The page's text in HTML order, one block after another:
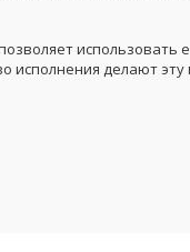
позволяет
делают